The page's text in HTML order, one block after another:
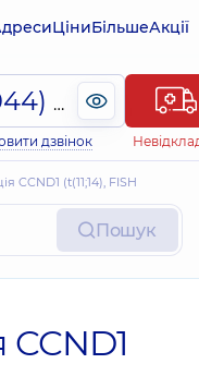
ЦіниБільшеАкції
(044) 495-2-888
дзвінок
CCND1 (t(11;14), FISH
Пошук